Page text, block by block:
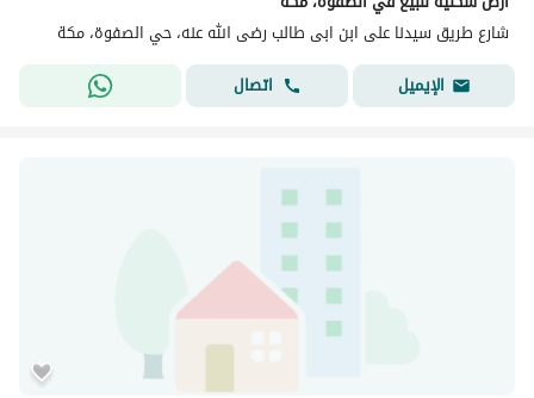
شارع طريق سيدنا على ابن ابى طالب رضى الله عنه، حي الصفوة، مكة
الإيميل
اتصال